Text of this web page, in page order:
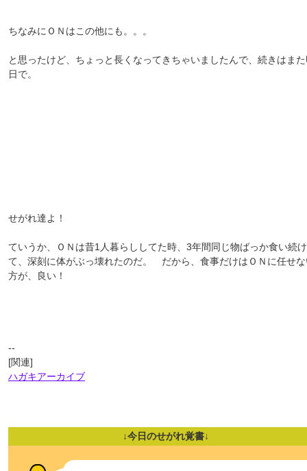
ちなみにＯＮはこの他にも。。。
と思ったけど、ちょっと長くなってきちゃいましたんで、続きはま
日で。
せがれ達よ！
ていうか、ＯＮは昔1人暮らししてた時、3年間同じ物ばっか食い続け
て、深刻に体がぶっ壊れたのだ。 だから、食事だけはＯＮに任せ
方が、良い！
--
[関連]
ハガキアーカイブ
↓今日のせがれ覚書↓